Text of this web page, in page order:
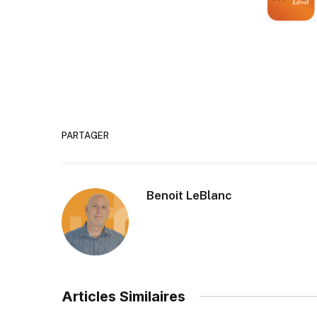
PARTAGER
Benoit LeBlanc
Articles Similaires